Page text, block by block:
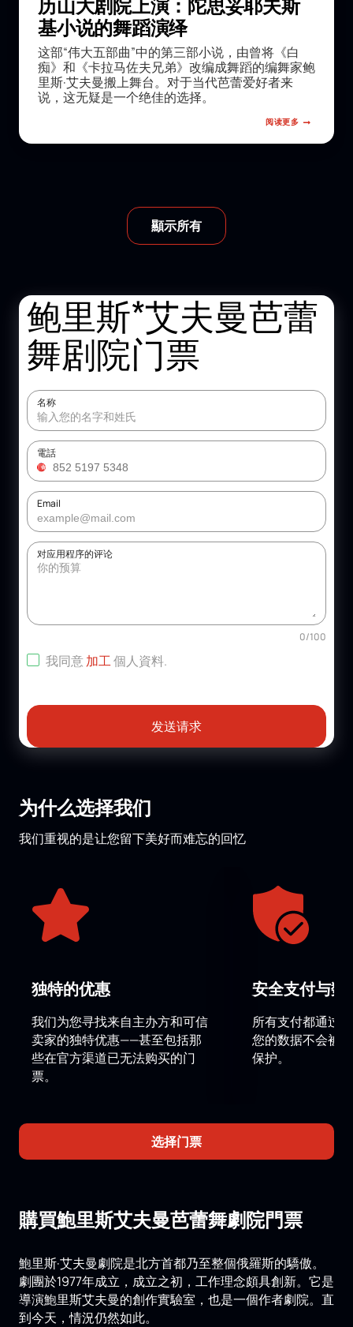
基小说的舞蹈演绎
这部“伟大五部曲”中的第三部小说，由曾将《白
痴》和《卡拉马佐夫兄弟》改编成舞蹈的编舞家鲍
里斯·艾夫曼搬上舞台。对于当代芭蕾爱好者来
说，这无疑是一个绝佳的选择。
阅读更多
顯示所有
鲍里斯*艾夫曼芭蕾
舞剧院门票
名称
電話
Email
对应用程序的评论
0/100
我同意加工個人資料.
发送请求
为什么选择我们
我们重视的是让您留下美好而难忘的回忆
独特的优惠
我们为您寻找来自主办方和可信
卖家的独特优惠——甚至包括那
些在官方渠道已无法购买的门
票。
安全支付与数
所有支付都通过
您的数据不会被
保护。
选择门票
購買鮑里斯艾夫曼芭蕾舞劇院門票
鮑里斯·艾夫曼劇院是北方首都乃至整個俄羅斯的驕傲。
劇團於1977年成立，成立之初，工作理念頗具創新。它是
導演鮑里斯艾夫曼的創作實驗室，也是一個作者劇院。直
到今天，情況仍然如此。